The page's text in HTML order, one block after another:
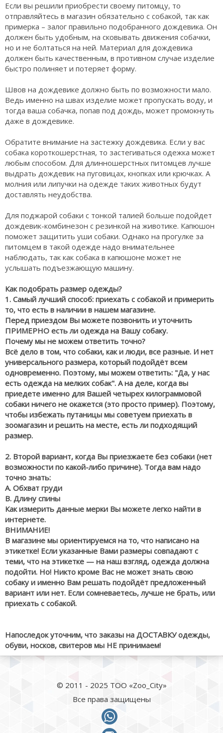
Если вы решили приобрести своему питомцу, то
отправляйтесь в магазин обязательно с собакой, так как
примерка – залог правильно подобранного дождевика. Он
должен быть удобным, на сковывать движения собачки,
но и не болтаться на ней. Материал для дождевика
должен быть качественным, в противном случае изделие
быстро полиняет и потеряет форму.
Швов на дождевике должно быть по возможности мало.
Ведь именно на швах изделие может пропускать воду, и
тогда ваша собачка, попав под дождь, может промокнуть
даже в дождевике.
Обратите внимание на застежку дождевика. Если у вас
собака короткошерстная, то застегиваться одежка может
любым способом. Для длинношерстных питомцев лучше
выдрать дождевик на пуговицах, кнопках или крючках. А
молния или липучки на одежде таких животных будут
доставлять неудобства.
Для поджарой собаки с тонкой талией больше подойдет
дождевик-комбинезон с резинкой на животике. Капюшон
поможет защитить уши собаки. Однако на прогулке за
питомцем в такой одежде надо внимательнее
наблюдать, так как собака в капюшоне может не
услышать подъезжающую машину.
Как подобрать размер одежды?
1. Самый лучший способ: приехать с собакой и примерить
то, что есть в наличии в нашем магазине.
Перед приездом Вы можете позвонить и уточнить
ПРИМЕРНО есть ли одежда на Вашу собаку.
Почему мы не можем ответить точно?
Всё дело в том, что собаки, как и люди, все разные. И нет
универсального размера, который подойдёт всем
одновременно. Поэтому, мы можем ответить: "Да, у нас
есть одежда на мелких собак". А на деле, когда вы
приедете именно для Вашей четырех килограммовой
собаки ничего не окажется (это просто пример). Поэтому,
чтобы избежать путаницы мы советуем приехать в
зоомагазин и решить на месте, есть ли подходящий
размер.
2. Второй вариант, когда Вы приезжаете без собаки (нет
возможности по какой-либо причине). Тогда вам надо
точно знать:
А. Обхват груди
В. Длину спины
Как измерить данные мерки Вы можете легко найти в
интернете.
ВНИМАНИЕ!
В магазине мы ориентируемся на то, что написано на
этикетке! Если указанные Вами размеры совпадают с
теми, что на этикетке — на наш взгляд, одежда должна
подойти. Но! Никто кроме Вас не может знать свою
собаку и именно Вам решать подойдёт предложенный
вариант или нет. Если сомневаетесь, лучше не брать, или
приехать с собакой.
Напоследок уточним, что заказы на ДОСТАВКУ одежды,
обуви, носков, свитеров мы НЕ принимаем!
© 2011 - 2025 ТОО «Zoo_City»
Все права защищены